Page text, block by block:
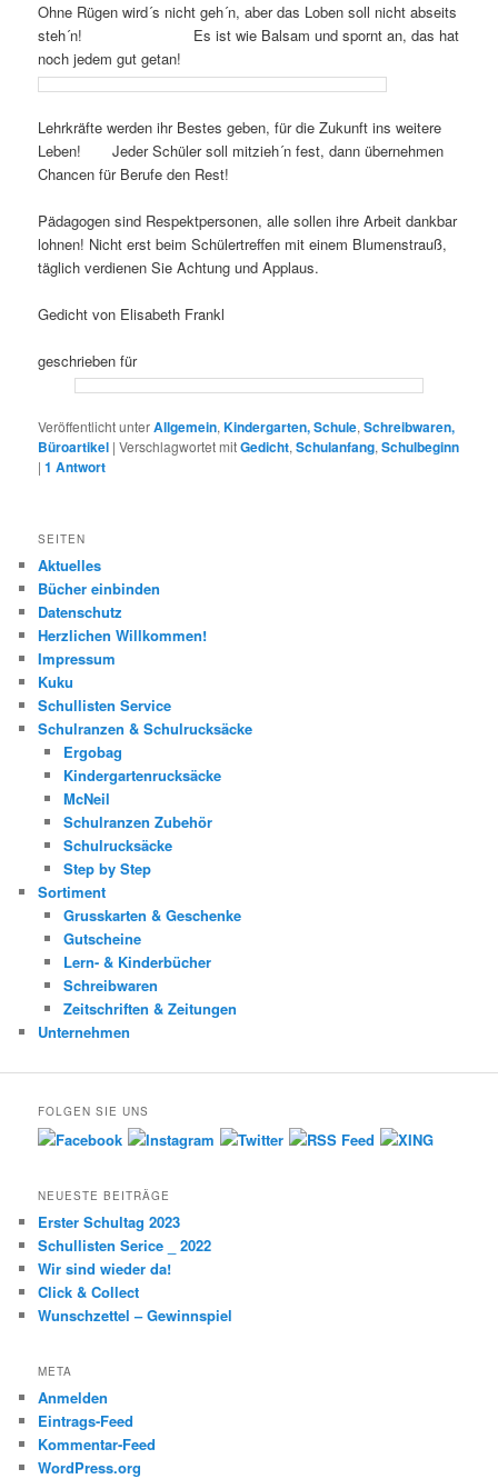
Ohne Rügen wird´s nicht geh´n, aber das Loben soll nicht abseits
steh´n! Es ist wie Balsam und spornt an, das hat
noch jedem gut getan!
Lehrkräfte werden ihr Bestes geben, für die Zukunft ins weitere
Leben! Jeder Schüler soll mitzieh´n fest, dann übernehmen
Chancen für Berufe den Rest!
Pädagogen sind Respektpersonen, alle sollen ihre Arbeit dankbar
lohnen! Nicht erst beim Schülertreffen mit einem Blumenstrauß,
täglich verdienen Sie Achtung und Applaus.
Gedicht von Elisabeth Frankl
geschrieben für
Veröffentlicht unterAllgemein,Kindergarten, Schule,Schreibwaren,
Büroartikel |Verschlagwortet mitGedicht,Schulanfang,Schulbeginn
|1 Antwort
SEITEN
Aktuelles
Bücher einbinden
Datenschutz
Herzlichen Willkommen!
Impressum
Kuku
Schullisten Service
Schulranzen & Schulrucksäcke
Ergobag
Kindergartenrucksäcke
McNeil
Schulranzen Zubehör
Schulrucksäcke
Step by Step
Sortiment
Grusskarten & Geschenke
Gutscheine
Lern- & Kinderbücher
Schreibwaren
Zeitschriften & Zeitungen
Unternehmen
FOLGEN SIE UNS
NEUESTE BEITRÄGE
Erster Schultag 2023
Schullisten Serice _ 2022
Wir sind wieder da!
Click & Collect
Wunschzettel – Gewinnspiel
META
Anmelden
Eintrags-Feed
Kommentar-Feed
WordPress.org